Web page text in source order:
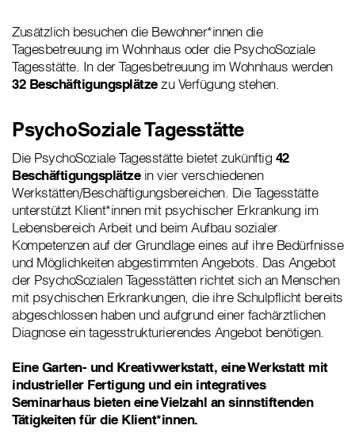
Zusätzlich besuchen die Bewohner*innen die
Tagesbetreuung im Wohnhaus oder die PsychoSoziale
Tagesstätte. In der Tagesbetreuung im Wohnhaus werden
32 Beschäftigungsplätzezu Verfügung stehen.
PsychoSoziale Tagesstätte
Die PsychoSoziale Tagesstätte bietet zukünftig 42
Beschäftigungsplätzein vier verschiedenen
Werkstätten/Beschäftigungsbereichen. Die Tagesstätte
unterstützt Klient*innen mit psychischer Erkrankung im
Lebensbereich Arbeit und beim Aufbau sozialer
Kompetenzen auf der Grundlage eines auf ihre Bedürfnisse
und Möglichkeiten abgestimmten Angebots. Das Angebot
der PsychoSozialen Tagesstätten richtet sich an Menschen
mit psychischen Erkrankungen, die ihre Schulpflicht bereits
abgeschlossen haben und aufgrund einer fachärztlichen
Diagnose ein tagesstrukturierendes Angebot benötigen.
Eine Garten- und Kreativwerkstatt, eine Werkstatt mit
industrieller Fertigung und ein integratives
Seminarhaus bieten eine Vielzahl an sinnstiftenden
Tätigkeiten für die Klient*innen.